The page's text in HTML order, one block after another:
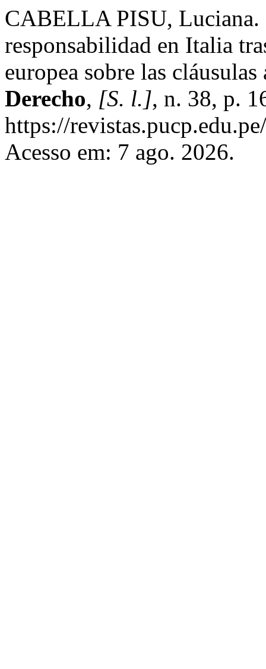
CABELLA PISU, Luciana.
responsabilidad en Italia
europea sobre las
Derecho, [S. l.], n. 38, p.
https://
Acesso em: 7 ago. 2026.